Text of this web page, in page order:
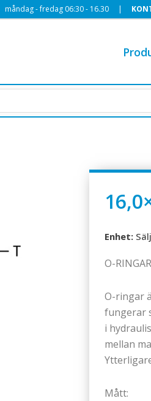
måndag - fredag 06:30 - 16.30 |
Enhet:
O-RINGAR
O-ringar
fungerar
i
mellan
Mått: